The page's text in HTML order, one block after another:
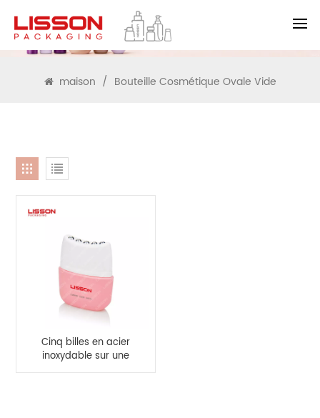
RECHERCHE
maison / Bouteille Cosmétique Ovale Vide
Cinq billes en acier
inoxydable sur une
bouteille en PEHD